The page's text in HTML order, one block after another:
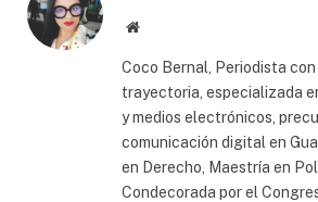
Website
Coco Bernal, Periodista
trayectoria, especializada
y medios electrónicos,
comunicación digital en
en Derecho, Maestría en
Condecorada por el